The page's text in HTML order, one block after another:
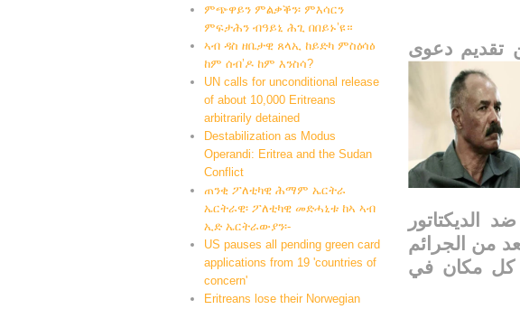
ምጭዋይን ምልቃቕን፡ ምእሳርን
ምፍታሕን ብዓይኒ ሕጊ በበይኑ’ዩ።
ኣብ ዳስ ዘቤታዊ ጸላኢ ከይድካ ምስዕሳዕ
ከም ሰብ’ዶ ከም እንስሳ?
UN calls for unconditional release
of about 10,000 Eritreans
arbitrarily detained
Destabilization as Modus
Operandi: Eritrea and the Sudan
Conflict
ጠንቂ ፖለቲካዊ ሕማም ኤርትራ
ኤርትራዊ፡ ፖለቲካዊ መድሓኒቱ ከኣ ኣብ
ኢድ ኤርትራውያን፡-
US pauses all pending green card
applications from 19 'countries of
concern'
Eritreans lose their Norwegian
تقديم دعوى
ضد
الديكتاتور
من الجرائم
كل مكان في